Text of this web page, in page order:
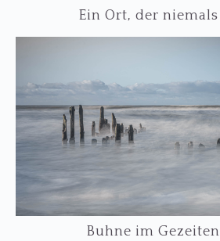
Ein Ort, der
Buhne im